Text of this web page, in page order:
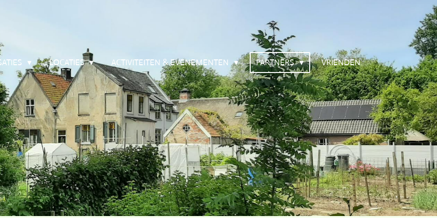
LOCATIES ACTIVITEITEN & EVENEMENTEN PARTNERS VRIENDEN